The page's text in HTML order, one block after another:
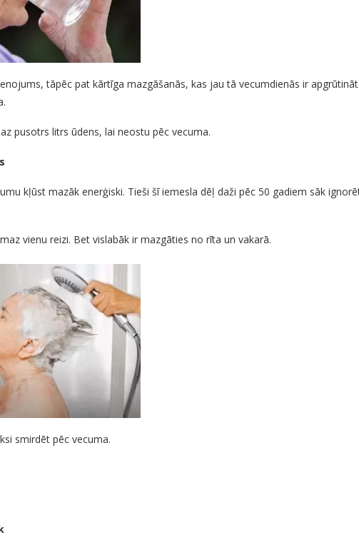
tāpēc pat kārtīga mazgāšanās, kas jau tā vecumdienās ir
pusotrs litrs ūdens, lai neostu pēc vecuma.
kļūst mazāk enerģiski. Tieši šī iemesla dēļ daži pēc 50 gadiem sāk
vienu reizi. Bet vislabāk ir mazgāties no rīta un vakarā.
smirdēt pēc vecuma.